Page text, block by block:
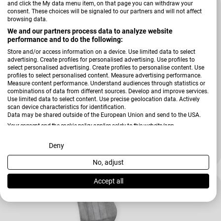
and click the My data menu item, on that page you can withdraw your
consent. These choices will be signaled to our partners and will not affect
browsing data.
We and our partners process data to analyze website
performance and to do the following:
Store and/or access information on a device. Use limited data to select
advertising. Create profiles for personalised advertising. Use profiles to
select personalised advertising. Create profiles to personalise content. Use
profiles to select personalised content. Measure advertising performance.
Measure content performance. Understand audiences through statistics or
combinations of data from different sources. Develop and improve services.
Use limited data to select content. Use precise geolocation data. Actively
scan device characteristics for identification.
Data may be shared outside of the European Union and send to the USA.
Your consent and the cookie policy applies solely to this website/app.
View Partner List (2 IAB Vendors)
We use your data for the following purposes:
IAB processing purposes:
Deny
No, adjust
Accept all
-24 %
Stuhl 3701 Alexa
Verkaufspreis
239,00 €
Regulärer Preis
317,00 €